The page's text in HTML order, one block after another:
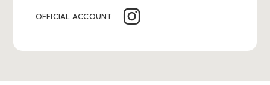
OFFICIAL ACCOUNT